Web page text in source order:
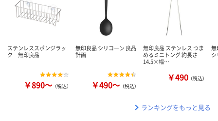
ステンレススポンジラッ
ク 無印良品
￥890～ （税込）
無印良品 シリコーン 良品
計画
￥490～ （税込）
無印良品 ステンレス つま
めるミニトング 約長さ
14.5×幅…
￥490 （税込）
無
ランキングをもっと見る